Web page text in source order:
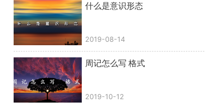
什么是意识形态
2019-08-14
周记怎么写 格式
2019-10-12